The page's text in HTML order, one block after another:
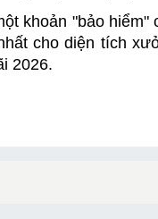
khoản "bảo hiểm"
cho diện tích
2026.